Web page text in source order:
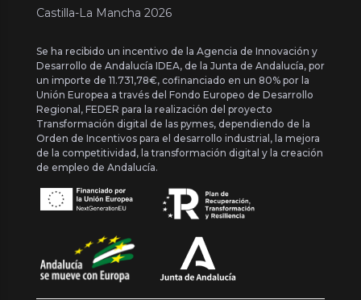
Castilla-La Mancha 2026
Se ha recibido un incentivo de la Agencia de Innovación y
Desarrollo de Andalucía IDEA, de la Junta de Andalucía, por
un importe de 11.731,78€, cofinanciado en un 80% por la
Unión Europea a través del Fondo Europeo de Desarrollo
Regional, FEDER para la realización del proyecto
Transformación digital de las pymes, dependiendo de la
Orden de Incentivos para el desarrollo industrial, la mejora
de la competitividad, la transformación digital y la creación
de empleo de Andalucía.